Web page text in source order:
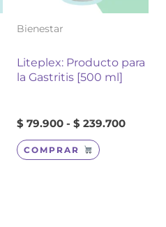
Bienestar
Liteplex: Producto para
la Gastritis [500 ml]
$ 79.900 - $ 239.700
COMPRAR
pueden
página
de